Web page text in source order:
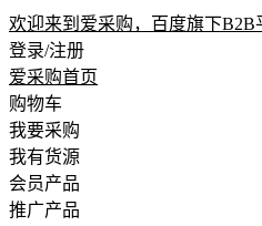
欢迎来到爱采购，百度旗下B2B
登录/注册
爱采购首页
购物车
我要采购
我有货源
会员产品
推广产品